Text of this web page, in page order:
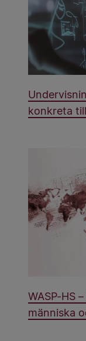
konkreta
WASP-HS
människa